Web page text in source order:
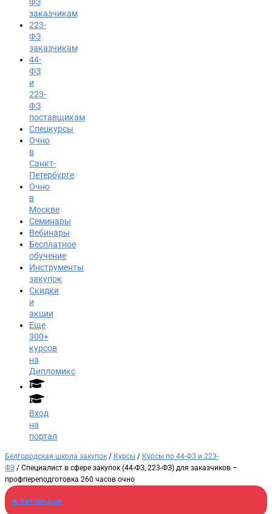
Вход на портал
8 (800) 200-85-28
заказчикам
223-
ФЗ
заказчикам
44-
ФЗ
и
223-
ФЗ
поставщикам
Спецкурсы
Очно
в
Санкт-
Петербурге
Очно
в
Москве
Семинары
Вебинары
Бесплатное
обучение
Инструменты
закупок
Скидки
и
акции
Еще
300+
курсов
на
Дипломикс
Вход
на
портал
Белгородская школа закупок / Курсы / Курсы по 44-ФЗ и 223-
ФЗ / Специалист в сфере закупок (44-ФЗ, 223-ФЗ) для заказчиков​ –
профпереподготовка 260 часов очно
🔥 Хит продаж